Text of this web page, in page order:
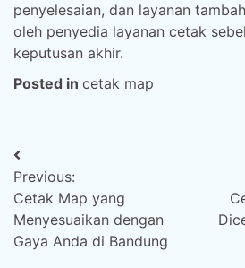
penyelesaian, dan layanan
oleh penyedia layanan cetak
keputusan akhir.
Posted in cetak map
Post
navigation
Previous:
Cetak Map yang
Menyesuaikan dengan
Gaya Anda di Bandung